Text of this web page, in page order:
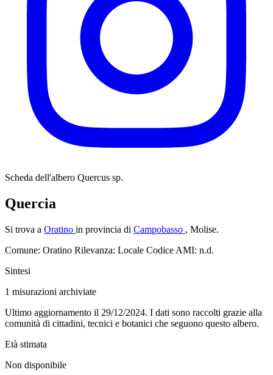
Scheda dell'albero Quercus sp.
Quercia
Si trova a Oratino in provincia di Campobasso , Molise.
Comune: Oratino Rilevanza: Locale Codice AMI: n.d.
Sintesi
1 misurazioni archiviate
Ultimo aggiornamento il 29/12/2024. I dati sono raccolti grazie alla
comunità di cittadini, tecnici e botanici che seguono questo albero.
Età stimata
Non disponibile